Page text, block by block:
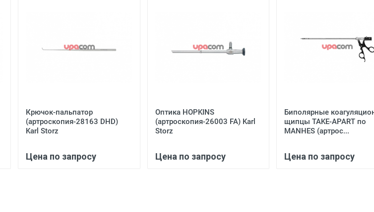
Крючок-пальпатор
(артроскопия-28163 DHD)
Karl Storz
Цена по запросу
Оптика HOPKINS
(артроскопия-26003 FA) Karl
Storz
Цена по запросу
Биполярные
щипцы TAKE-APART по
MANHES (артрос...
Цена по запросу